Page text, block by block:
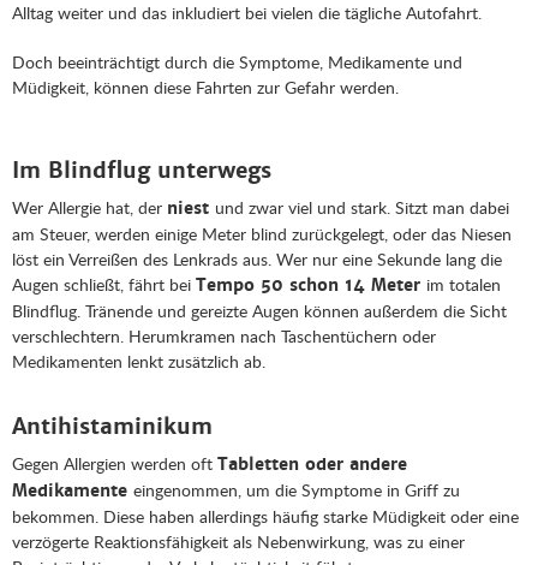
Alltag weiter und das inkludiert bei vielen die tägliche Autofahrt.
Doch beeinträchtigt durch die Symptome, Medikamente und
Müdigkeit, können diese Fahrten zur Gefahr werden.
Im Blindflug unterwegs
Wer Allergie hat, der niest und zwar viel und stark. Sitzt man dabei
am Steuer, werden einige Meter blind zurückgelegt, oder das Niesen
löst ein Verreißen des Lenkrads aus. Wer nur eine Sekunde lang die
Augen schließt, fährt bei Tempo 50 schon 14 Meter im totalen
Blindflug. Tränende und gereizte Augen können außerdem die Sicht
verschlechtern. Herumkramen nach Taschentüchern oder
Medikamenten lenkt zusätzlich ab.
Antihistaminikum
Gegen Allergien werden oft Tabletten oder andere
Medikamente eingenommen, um die Symptome in Griff zu
bekommen. Diese haben allerdings häufig starke Müdigkeit oder eine
verzögerte Reaktionsfähigkeit als Nebenwirkung, was zu einer